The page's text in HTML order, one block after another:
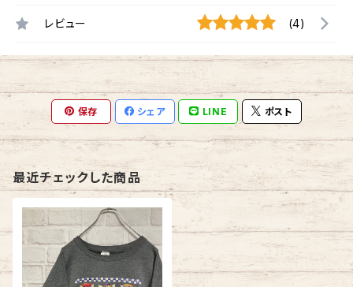
レビュー (4)
保存 シェア LINE ポスト
最近チェックした商品